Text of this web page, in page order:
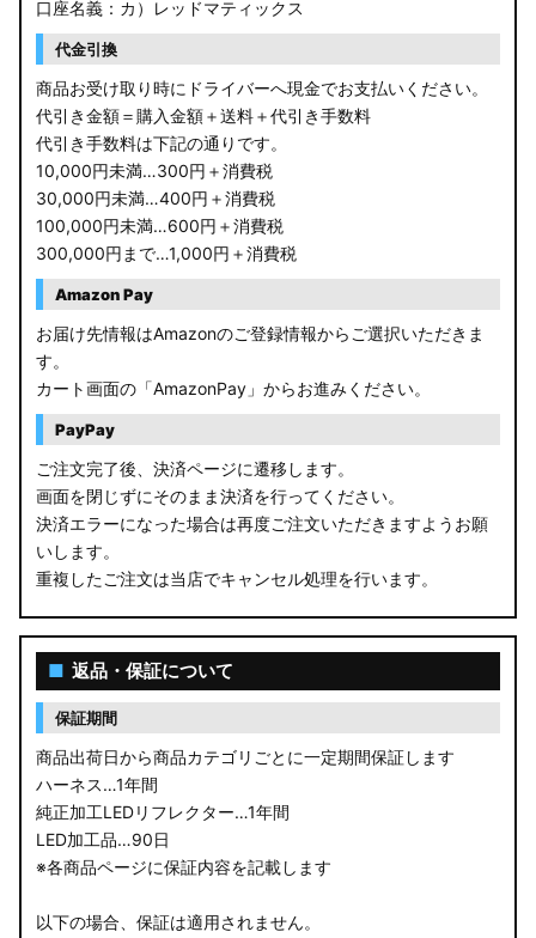
RP6/7 ステップワゴン
RP1/2 RP3/4 ステップワゴン/スパーダ
RK5/6 ステップワゴンスパーダ
RC1/2 オデッセイ
GB5〜8 フリード
GR フィット
GP5/6 GK3〜6 フィット
MK53S スペーシアカスタム
MA37S/MA27S ソリオ / ソリオ バンディット
MA26S/MA36S ソリオ
ZC33S スイフトスポーツ
LA650S タントカスタム
LA600S タントカスタム
LA150S ムーヴカスタム
LA700S ウェイク
GN0W アウトランダー
GK1W/GK9W エクリプスクロス
口座名義：カ）レッドマティックス
代金引換
商品お受け取り時にドライバーへ現金でお支払いください。
代引き金額＝購入金額＋送料＋代引き手数料
代引き手数料は下記の通りです。
10,000円未満…300円＋消費税
30,000円未満…400円＋消費税
100,000円未満…600円＋消費税
300,000円まで…1,000円＋消費税
Amazon Pay
お届け先情報はAmazonのご登録情報からご選択いただきま
す。
カート画面の「AmazonPay」からお進みください。
PayPay
ご注文完了後、決済ページに遷移します。
画面を閉じずにそのまま決済を行ってください。
決済エラーになった場合は再度ご注文いただきますようお願
いします。
重複したご注文は当店でキャンセル処理を行います。
■ 返品・保証について
保証期間
商品出荷日から商品カテゴリごとに一定期間保証します
ハーネス…1年間
純正加工LEDリフレクター…1年間
LED加工品…90日
※各商品ページに保証内容を記載します
以下の場合、保証は適用されません。